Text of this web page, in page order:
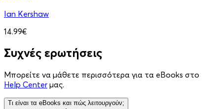
Ian Kershaw
14.99€
Συχνές ερωτήσεις
Μπορείτε να μάθετε περισσότερα για τα eBooks στο
Help Center μας.
Τι είναι τα eBooks και πώς λειτουργούν;